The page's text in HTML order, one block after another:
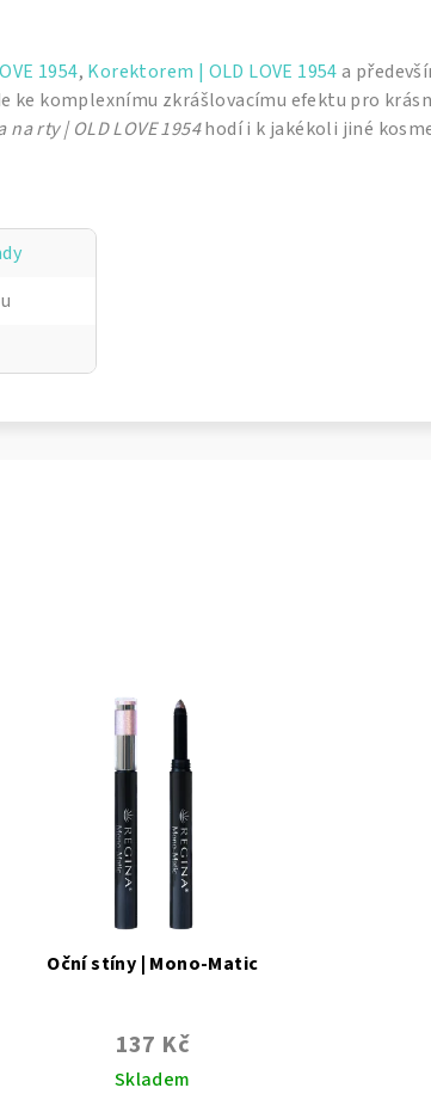
1954, Korektorem | OLD LOVE 1954a
ke komplexnímu zkrášlovacímu efektu pro
na rty | OLD LOVE 1954hodí i k jakékoli jiné
Oční stíny | Mono-Matic
137 Kč
Skladem